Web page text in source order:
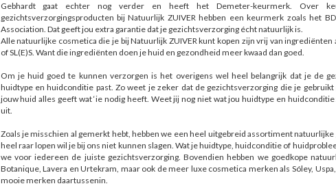
Gebhardt gaat echter nog verder en heeft het Demeter-keurmerk. Over
gezichtsverzorgingsproducten bij Natuurlijk ZUIVER hebben een keurmerk zoals het
Association. Dat geeft jou extra garantie dat je gezichtsverzorging écht natuurlijk is.
Alle natuurlijke cosmetica die je bij Natuurlijk ZUIVER kunt kopen zijn vrij van
of SL(E)S. Want die ingrediënten doen je huid en gezondheid meer kwaad dan goed.
Om je huid goed te kunnen verzorgen is het overigens wel heel belangrijk dat je de
huidtype en huidconditie past. Zo weet je zeker dat de gezichtsverzorging die je
jouw huid alles geeft wat ‘ie nodig heeft. Weet jij nog niet wat jou huidtype en huidconditie
uit.
Zoals je misschien al gemerkt hebt, hebben we een heel uitgebreid assortiment
heel raar lopen wil je bij ons niet kunnen slagen. Wat je huidtype, huidconditie of
we voor iedereen de juiste gezichtsverzorging. Bovendien hebben we goedkope
Botanique, Lavera en Urtekram, maar ook de meer luxe cosmetica merken als Sóley,
mooie merken daartussenin.